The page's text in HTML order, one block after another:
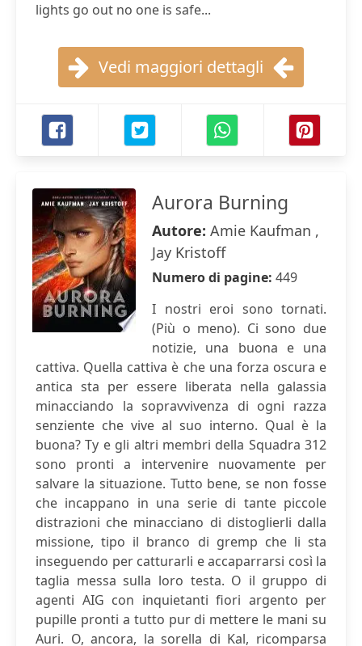
lights go out no one is safe...
Vedi maggiori dettagli
Aurora Burning
Autore: Amie Kaufman ,
Jay Kristoff
Numero di pagine: 449
I nostri eroi sono tornati.
(Più o meno). Ci sono due
notizie, una buona e una
cattiva. Quella cattiva è che una forza oscura e
antica sta per essere liberata nella galassia
minacciando la sopravvivenza di ogni razza
senziente che vive al suo interno. Qual è la
buona? Ty e gli altri membri della Squadra 312
sono pronti a intervenire nuovamente per
salvare la situazione. Tutto bene, se non fosse
che incappano in una serie di tante piccole
distrazioni che minacciano di distoglierli dalla
missione, tipo il branco di gremp che li sta
inseguendo per catturarli e accaparrarsi così la
taglia messa sulla loro testa. O il gruppo di
agenti AIG con inquietanti fiori argento per
pupille pronti a tutto pur di mettere le mani su
Auri. O, ancora, la sorella di Kal, ricomparsa